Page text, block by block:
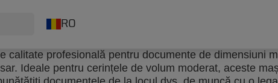
RO
calitate profesională pentru documente de dimensiuni
Ideale pentru cerințele de volum moderat, aceste